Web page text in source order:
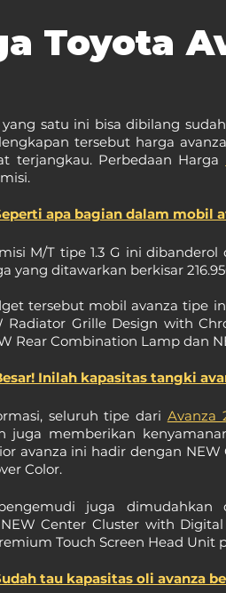
Toyota
yang satu ini bisa dibilang
tersebut harga
terjangkau. Perbedaan Harga
apa bagian dalam mobil
M/T tipe 1.3 G ini
yang ditawarkan berkisar
tersebut mobil avanza tipe
Radiator Grille Design with
Rear Combination Lamp dan
Inilah kapasitas tangki
seluruh tipe dari Avanza
juga memberikan
avanza ini hadir dengan
Color.
juga dimudahkan
Center Cluster with
Touch Screen Head Unit
tau kapasitas oli avanza